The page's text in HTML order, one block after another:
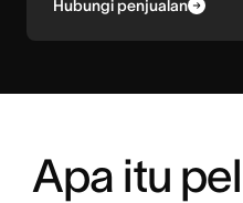
Hubungi penjualan
Apa itu